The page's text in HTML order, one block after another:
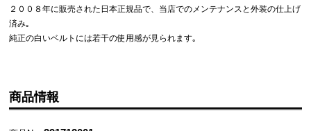
２００８年に販売された日本正規品で、当店でのメンテナンスと外装の仕上げ
済み｡
純正の白いベルトには若干の使用感が見られます｡
商品情報